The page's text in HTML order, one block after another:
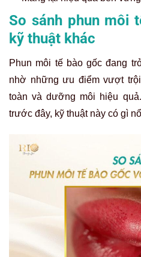
So sánh phun môi
kỹ thuật khác
Phun môi tế bào gốc đang
nhờ những ưu điểm vượt
toàn và dưỡng môi hiệu
trước đây, kỹ thuật này có gì